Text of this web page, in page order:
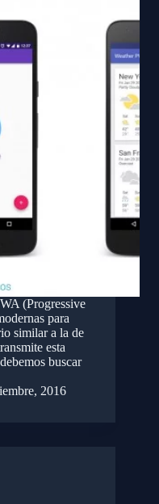
(Progressive
para
similar a la de
esta
buscar
2016